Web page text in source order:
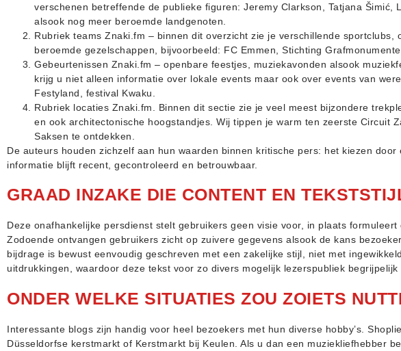
verschenen betreffende de publieke figuren: Jeremy Clarkson, Tatjana Šimić,
alsook nog meer beroemde landgenoten.
Rubriek teams Znaki.fm – binnen dit overzicht zie je verschillende sportclubs,
beroemde gezelschappen, bijvoorbeeld: FC Emmen, Stichting
Gebeurtenissen Znaki.fm – openbare feestjes, muziekavonden alsook
krijg u niet alleen informatie over lokale events maar ook over events van
Festyland, festival Kwaku.
Rubriek locaties Znaki.fm. Binnen dit sectie zie je veel meest bijzondere
en ook architectonische hoogstandjes. Wij tippen je warm ten zeerste Circuit
Saksen te ontdekken.
De auteurs houden zichzelf aan hun waarden binnen kritische pers: het kiezen
informatie blijft recent, gecontroleerd en betrouwbaar.
GRAAD INZAKE DIE CONTENT EN
Deze onafhankelijke persdienst stelt gebruikers geen visie voor, in plaats
Zodoende ontvangen gebruikers zicht op zuivere gegevens alsook de kans
bijdrage is bewust eenvoudig geschreven met een zakelijke stijl, niet met
uitdrukkingen, waardoor deze tekst voor zo divers mogelijk lezerspubliek begrijpelijk
ONDER WELKE SITUATIES ZOU ZOIETS
Interessante blogs zijn handig voor heel bezoekers met hun diverse hobby’s.
Düsseldorfse kerstmarkt of Kerstmarkt bij Keulen. Als u dan een muziekliefhebber